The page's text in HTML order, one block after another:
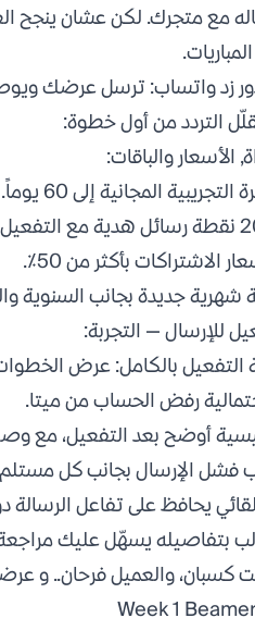
مع متجرك. لكن عشان
زد واتساب: ترسل عرضك
التردد من أول خطوة:
الأسعار والباقات:
المجانية إلى 60 يوماً.
الاشتراكات بأكثر من 50٪.
شهرية جديدة بجانب السنوية
للإرسال — التجربة:
التفعيل بالكامل: عرض
رفض الحساب من ميتا.
أوضح بعد التفعيل، مع
فشل الإرسال بجانب كل
يحافظ على تفاعل
بتفاصيله يسهّل عليك مراجعة
كسبان، والعميل فرحان..